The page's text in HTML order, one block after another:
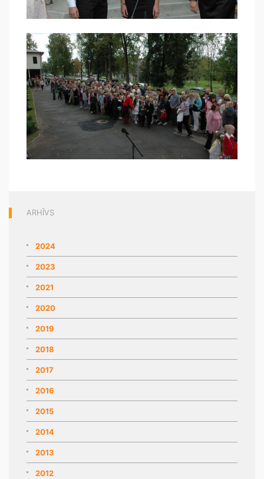
ARHĪVS
2024
2023
2021
2020
2019
2018
2017
2016
2015
2014
2013
2012